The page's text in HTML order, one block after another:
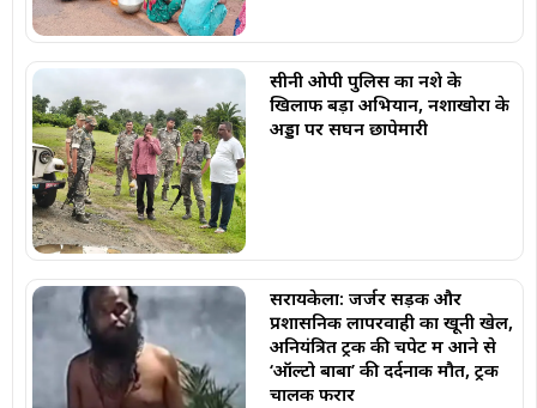
सीनी ओपी पुलिस का नशे के
खिलाफ बड़ा अभियान, नशाखोरों के
अड्डों पर सघन छापेमारी
सरायकेला: जर्जर सड़क और
प्रशासनिक लापरवाही का खूनी खेल,
अनियंत्रित ट्रक की चपेट में आने से
‘ऑल्टो बाबा’ की दर्दनाक मौत, ट्रक
चालक फरार